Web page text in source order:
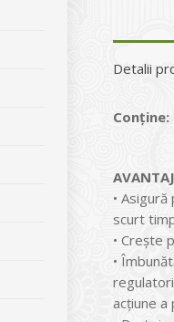
Detalii
Conţine:
•
scurt
• Creşte
•
acţiune a